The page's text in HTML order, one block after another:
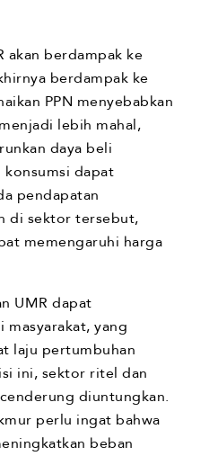
akan berdampak ke
berdampak ke
PPN menyebabkan
lebih mahal,
daya beli
konsumsi dapat
pendapatan
di sektor tersebut,
memengaruhi harga
UMR dapat
yang
laju pertumbuhan
ini, sektor ritel dan
diuntungkan.
perlu ingat bahwa
beban